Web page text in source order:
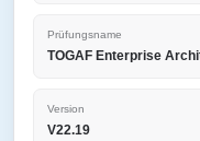
Prüfungsname
TOGAF Enterprise
Version
V22.19